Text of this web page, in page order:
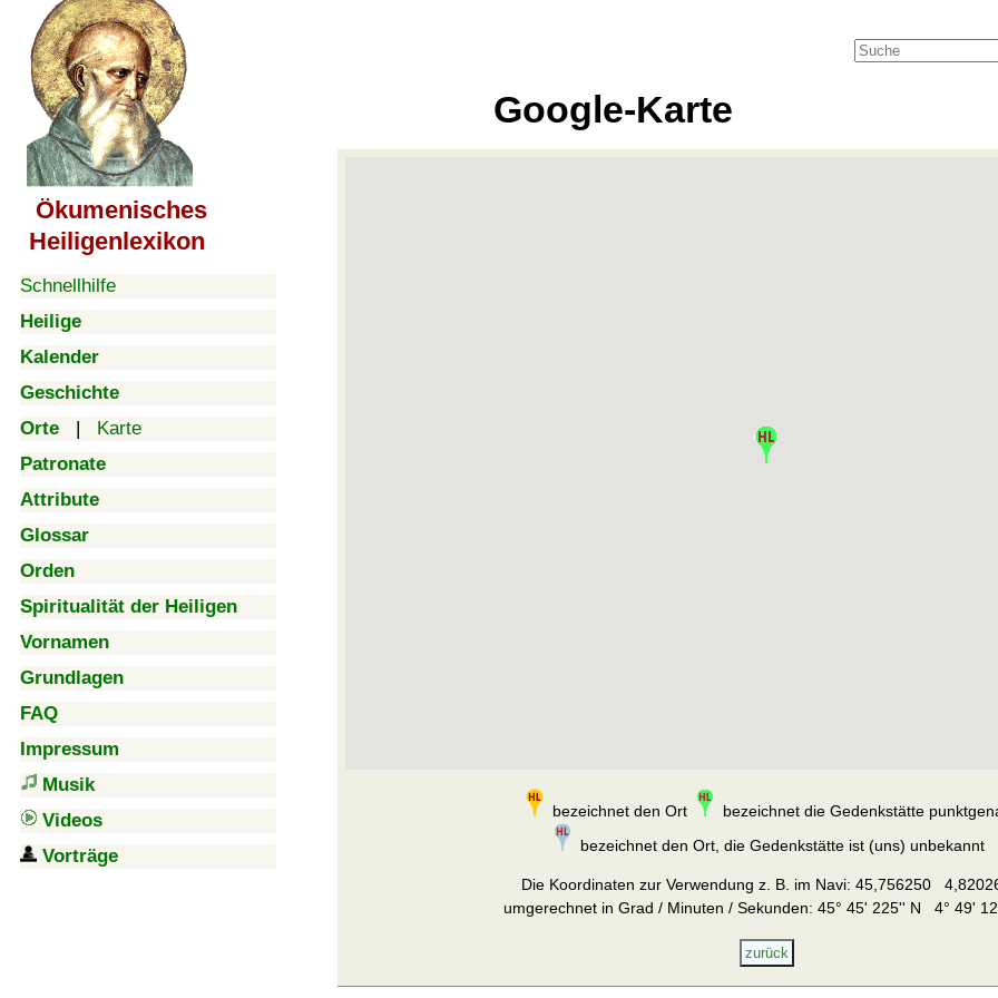
Ökumenisches
Heiligenlexikon
Schnellhilfe
Heilige
Kalender
Geschichte
Orte | Karte
Patronate
Attribute
Glossar
Orden
Spiritualität der Heiligen
Vornamen
Grundlagen
FAQ
Impressum
Musik
Videos
Vorträge
Google-Karte
bezeichnet den Ort
bezeichnet die Gedenkstätte
bezeichnet den Ort, die Gedenkstätte ist (uns) unbekannt
Die Koordinaten zur Verwendung z. B. im Navi: 45,756250
umgerechnet in Grad / Minuten / Sekunden: 45° 45' 225'' N 4° 49'